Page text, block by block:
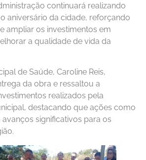
continuará realizando
aniversário da cidade, reforçando
ampliar os investimentos em
a qualidade de vida da
de Saúde, Caroline Reis,
da obra e ressaltou a
realizados pela
destacando que ações como
significativos para os